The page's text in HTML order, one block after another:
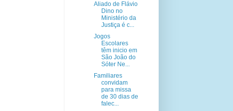
Aliado de Flávio
Dino no
Ministério da
Justiça é c...
Jogos
Escolares
têm inicio em
São João do
Sóter Ne...
Familiares
convidam
para missa
de 30 dias de
falec...